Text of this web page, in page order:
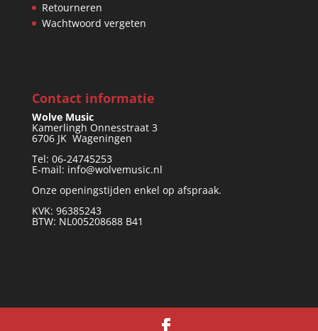
Retourneren
Wachtwoord vergeten
Contact informatie
Wolve Music
Kamerlingh Onnesstraat 3
6706 JK Wageningen
Tel: 06-24745253
E-mail: info@wolvemusic.nl
Onze openingstijden enkel op afspraak.
KVK: 96385243
BTW: NL005208688 B41